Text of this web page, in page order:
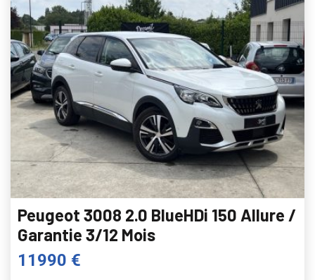
Peugeot 3008 2.0 BlueHDi 150 Allure /
Garantie 3/12 Mois
11990 €